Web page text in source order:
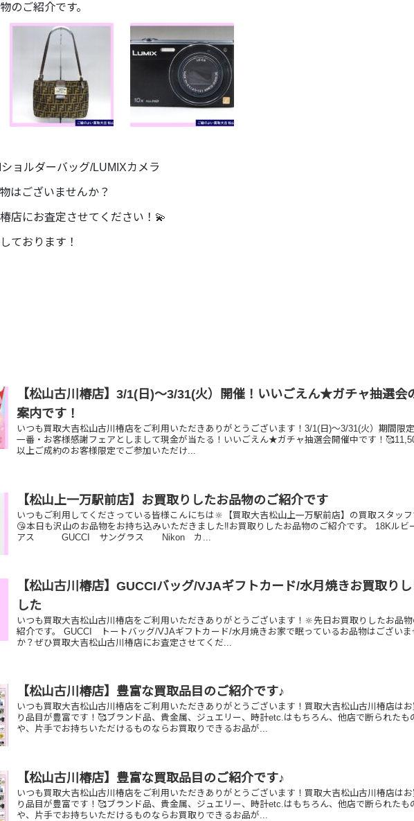
のご紹介です。
ョルダーバッグ/LUMIXカメラ
はございませんか？
店にお査定させてください！💫
ております！
【松山古川椿店】3/1(日)～3/31(火）開催！いいごえん★ガチャ抽選会
案内です！
いつも買取大吉松山古川椿店をご利用いただきありがとうございます！3/1(日)～3/31(火）期間限
一番・お客様感謝フェアとしまして現金が当たる！いいごえん★ガチャ抽選会開催中です！
以上ご成約のお客様限定でご参加いただけ...
【松山上一万駅前店】お買取りしたお品物のご紹介です
いつもご利用してくださっている皆様こんにちは🔆【買取大吉松山上一万駅前店】の買取スタッフ
😘本日も沢山のお品物をお持ち込みいただきました‼️お買取りしたお品物のご紹介です。 18Kルビ
アス GUCCI サングラス Nikon カ...
【松山古川椿店】GUCCIバッグ/VJAギフトカード/水月焼きお買取りし
した
いつも買取大吉松山古川椿店をご利用いただきありがとうございます！🔆先日お買取りしたお品
紹介です。 GUCCI トートバッグ/VJAギフトカード/水月焼きお家で眠っているお品物はございま
か？ぜひ買取大吉松山古川椿店にお査定させてくだ...
【松山古川椿店】豊富な買取品目のご紹介です♪
いつも買取大吉松山古川椿店をご利用いただきありがとうございます！買取大吉松山古川椿店は
り品目が豊富です！🥰ブランド品、貴金属、ジュエリー、時計etc.はもちろん、他店で断られたも
や、片手でお持ちいただけるものならお買取りできるお品が...
【松山古川椿店】豊富な買取品目のご紹介です♪
いつも買取大吉松山古川椿店をご利用いただきありがとうございます！買取大吉松山古川椿店は
り品目が豊富です！🥰ブランド品、貴金属、ジュエリー、時計etc.はもちろん、他店で断られたも
や、片手でお持ちいただけるものならお買取りできるお品が...